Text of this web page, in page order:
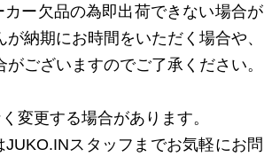
ー欠品の為即出荷できない場合が
納期にお時間をいただく場合や、
ございますのでご了承ください。
変更する場合があります。
スタッフまでお気軽にお問